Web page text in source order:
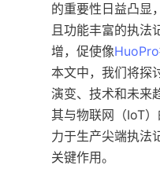
的重要性日益凸显
且功能丰富的执法
增，促使像HuoPro
本文中，我们将探
演变、技术和未来
其与物联网（IoT
力于生产尖端执法